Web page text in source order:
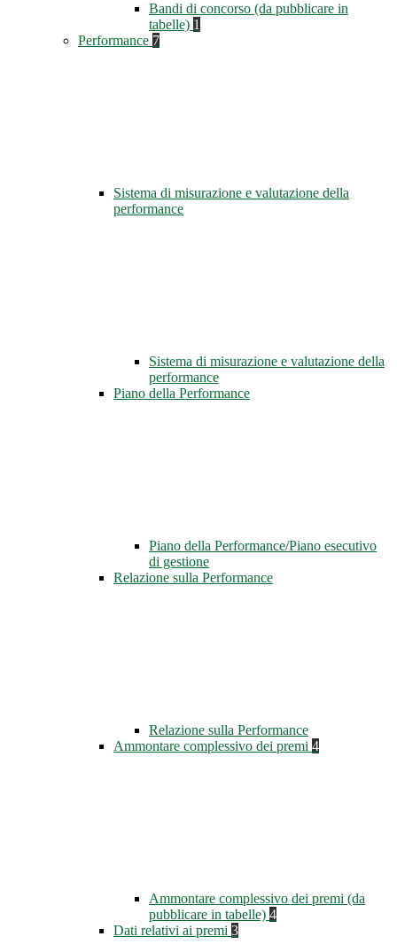
Bandi di concorso (da pubblicare in
tabelle) 1
Performance 7
Sistema di misurazione e valutazione della
performance
Sistema di misurazione e valutazione della
performance
Piano della Performance
Piano della Performance/Piano esecutivo
di gestione
Relazione sulla Performance
Relazione sulla Performance
Ammontare complessivo dei premi 4
Ammontare complessivo dei premi (da
pubblicare in tabelle) 4
Dati relativi ai premi 3